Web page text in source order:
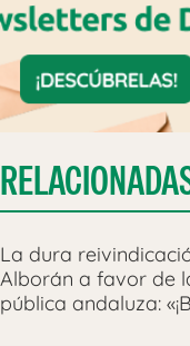
La dura
Alborán a favor de
pública andaluza: